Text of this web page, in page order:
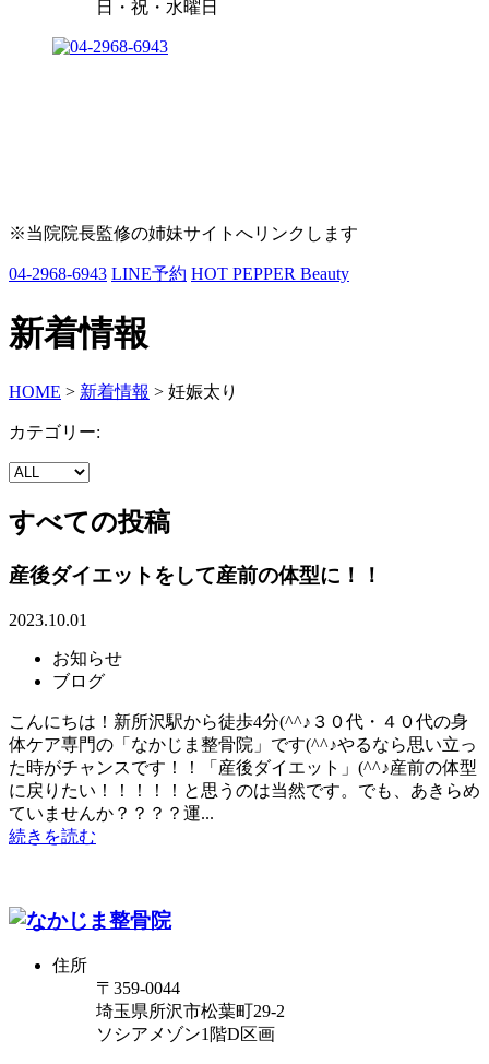
日・祝・水曜日
※当院院長監修の姉妹サイトへリンクします
04-2968-6943 LINE予約 HOT PEPPER Beauty
新着情報
HOME > 新着情報 > 妊娠太り
カテゴリー:
すべての投稿
産後ダイエットをして産前の体型に！！
2023.10.01
お知らせ
ブログ
こんにちは！新所沢駅から徒歩4分(^^♪３０代・４０代の身
体ケア専門の「なかじま整骨院」です(^^♪やるなら思い立っ
た時がチャンスです！！「産後ダイエット」(^^♪産前の体型
に戻りたい！！！！！と思うのは当然です。でも、あきらめ
ていませんか？？？？運...
続きを読む
住所
〒359-0044
埼玉県所沢市松葉町29-2
ソシアメゾン1階D区画